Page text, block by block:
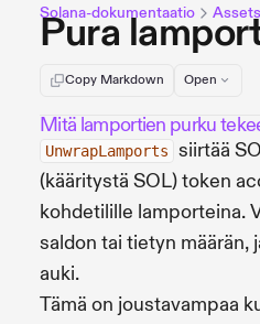
Solana-dokumentaatio Assets
Pura
Copy Markdown Open
Mitä lamportien purku
UnwrapLamports
siirtää
(kääritystä SOL) token
kohdetilille lamporteina.
saldon tai tietyn
auki.
Tämä on joustavampaa